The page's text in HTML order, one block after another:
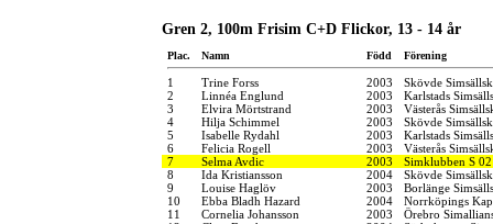
Gren 2, 100m Frisim C+D Flickor, 13 - 14 år
Plac. Namn Född Förening
1 Trine Forss 2003
Skövde
2
Linnéa Englund 2003
Karlstads
3
Elvira Mörtstrand 2003
Västerås
4
Hilja Schimmel 2003
Skövde
5
Isabelle Rydahl 2003
Karlstads
6
Felicia Rogell 2003
Västerås
7
Selma Avdic 2003
Simklubben S 02
8
Ida Kristiansson 2004
Skövde
9
Louise Haglöv 2003
Borlänge
10
Ebba Bladh Hazard 2004
Norrköpings
11
Cornelia Johansson 2003
Örebro